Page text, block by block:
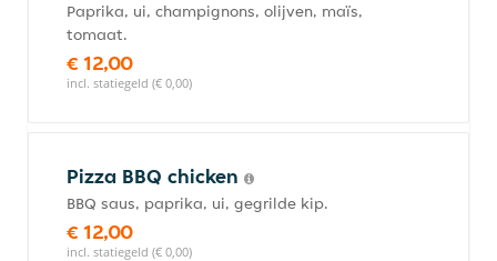
Paprika, ui, champignons, olijven, maïs,
tomaat.
€ 12,00
incl. statiegeld (€ 0,00)
Pizza BBQ chicken
BBQ saus, paprika, ui, gegrilde kip.
€ 12,00
incl. statiegeld (€ 0,00)